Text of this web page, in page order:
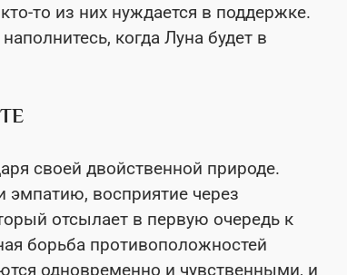
то из них нуждается в поддержке.
когда Луна будет в
своей двойственной природе.
эмпатию, восприятие через
отсылает в первую очередь к
борьба противоположностей
одновременно и чувственными, и